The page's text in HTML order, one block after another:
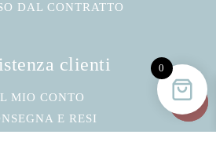
DAL CONTRATTO
clienti
MIO CONTO
E RESI
0